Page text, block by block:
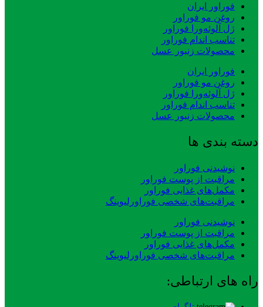
فوراور ایران
روغن مو فوراور
ژل آلوئه‌ورا فوراور
تناسب اندام فوراور
محصولات زنبور عسل
فوراور ایران
روغن مو فوراور
ژل آلوئه‌ورا فوراور
تناسب اندام فوراور
محصولات زنبور عسل
دسته بندی ها
نوشیدنی فوراور
مراقبت از پوست فوراور
مکمل‌های غذایی فوراور
مراقبت‌های شخصی فوراورلیوینگ
نوشیدنی فوراور
مراقبت از پوست فوراور
مکمل‌های غذایی فوراور
مراقبت‌های شخصی فوراورلیوینگ
راه های ارتباطی: